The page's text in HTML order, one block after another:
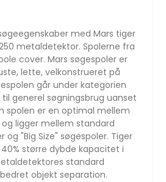
med Mars tiger
metaldetektor.Spolerne fra
cover. Mars søgespoler er
lette,velkonstrueret på
går under kategorien
til generel søgningsbrug uanset
spolen er en optimalmellem
og ligger mellem standard
og "Big Size" søgespoler. Tiger
40% større dybde kapacitet i
standard
objekt separation.